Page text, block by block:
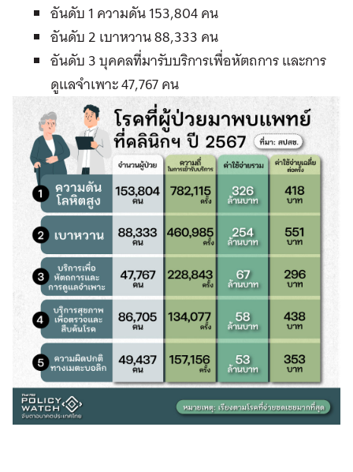
อันดับ 1 ความดัน 153,804 คน
อันดับ 2 เบาหวาน 88,333 คน
อันดับ 3 บุคคลที่มารับบริการเพื่อหัตถการ และการ
ดูแลจำเพาะ 47,767 คน